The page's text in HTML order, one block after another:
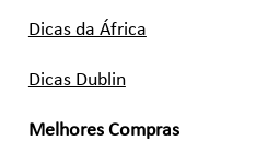
Dicas da África
Dicas Dublin
Melhores Compras